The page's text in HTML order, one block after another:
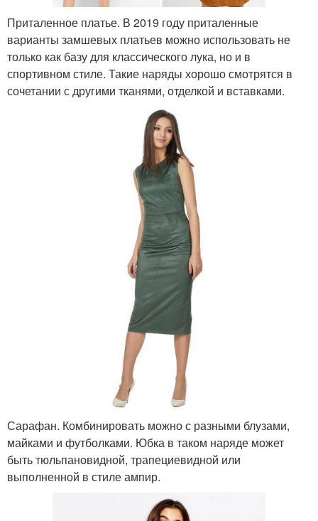
Приталенное платье. В 2019 году приталенные
варианты замшевых платьев можно использовать не
только как базу для классического лука, но и в
спортивном стиле. Такие наряды хорошо смотрятся в
сочетании с другими тканями, отделкой и вставками.
Сарафан. Комбинировать можно с разными блузами,
майками и футболками. Юбка в таком наряде может
быть тюльпановидной, трапециевидной или
выполненной в стиле ампир.